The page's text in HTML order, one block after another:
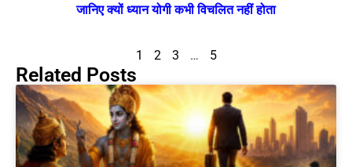
जानिए क्यों ध्यान योगी कभी विचलित नहीं होता
1 2 3 … 5
Related Posts